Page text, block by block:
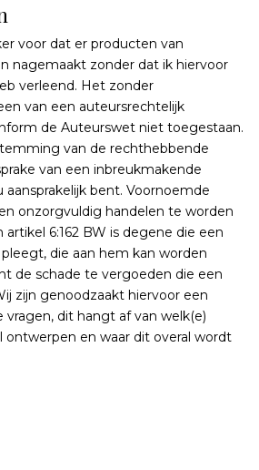
voor dat er producten van
nagemaakt zonder dat ik hiervoor
verleend. Het zonder
van een auteursrechtelijk
de Auteurswet niet toegestaan.
van de rechthebbende
van een inbreukmakende
aansprakelijk bent. Voornoemde
onzorgvuldig handelen te worden
6:162 BW is degene die een
die aan hem kan worden
de schade te vergoeden die een
zijn genoodzaakt hiervoor een
dit hangt af van welk(e)
ontwerpen en waar dit overal wordt